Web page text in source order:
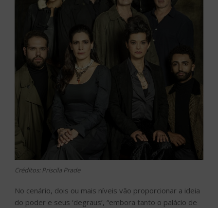
Créditos: Priscila Prade
No cenário, dois ou mais níveis vão proporcionar a ideia
do poder e seus ‘degraus’, “embora tanto o palácio de